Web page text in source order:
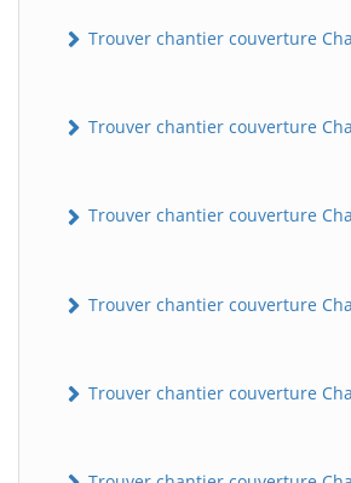
Trouver chantier couverture
Trouver chantier couverture
Trouver chantier couverture
Trouver chantier couverture
Trouver chantier couverture